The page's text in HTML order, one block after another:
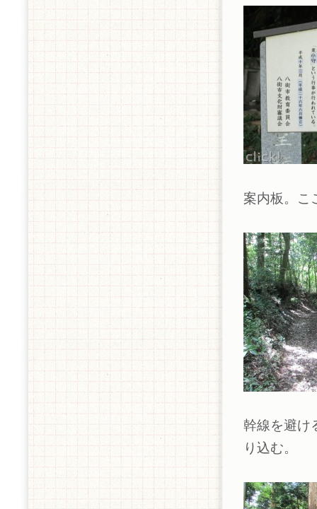
案内板。こ
幹線を避け
り込む。